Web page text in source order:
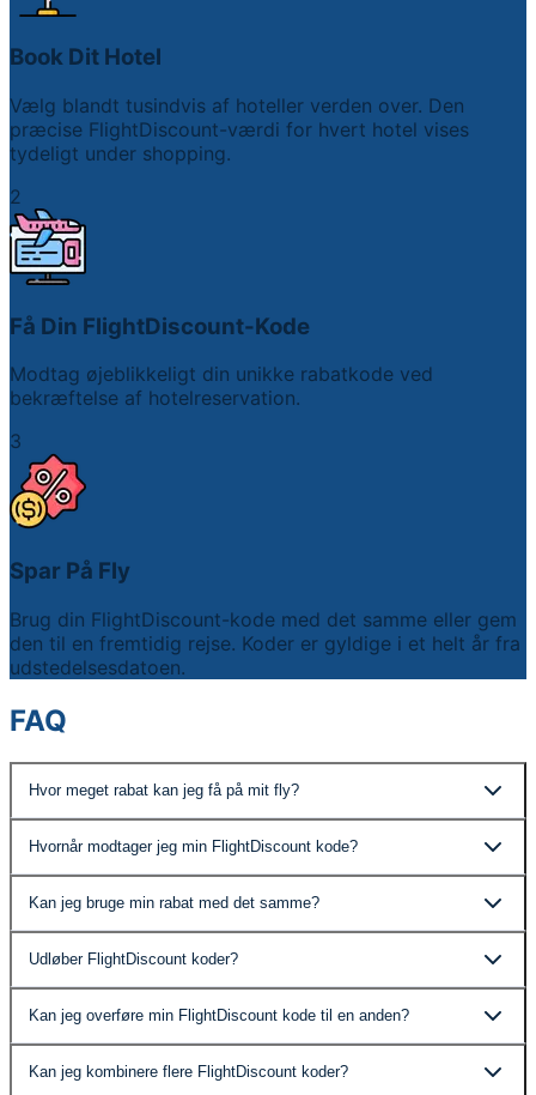
Book Dit Hotel
Vælg blandt tusindvis af hoteller verden over. Den
præcise FlightDiscount-værdi for hvert hotel vises
tydeligt under shopping.
2
Få Din FlightDiscount-Kode
Modtag øjeblikkeligt din unikke rabatkode ved
bekræftelse af hotelreservation.
3
Spar På Fly
Brug din FlightDiscount-kode med det samme eller gem
den til en fremtidig rejse. Koder er gyldige i et helt år fra
udstedelsesdatoen.
FAQ
Hvor meget rabat kan jeg få på mit fly?
opholdets længde. Nøjagtige beløb vises tydeligt under
hotelbooking.
Hvornår modtager jeg min FlightDiscount kode?
bekræftet.
Kan jeg bruge min rabat med det samme?
samme eller gemme den til senere.
Udløber FlightDiscount koder?
Kan jeg overføre min FlightDiscount kode til en anden?
dig selv eller en anden, men bookningen skal bruge
Kan jeg kombinere flere FlightDiscount koder?